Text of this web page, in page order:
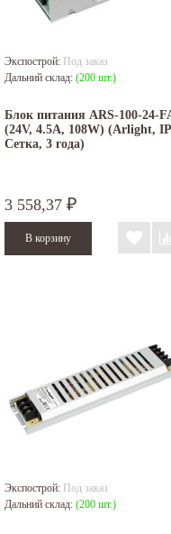
Экспострой: Под заказ
Дальний склад: (200 шт.)
Блок питания ARS-100-24-
(24V, 4.5A, 108W) (Arlight,
Сетка, 3 года)
3 558,37 ₽
Экспострой: Под заказ
Дальний склад: (200 шт.)